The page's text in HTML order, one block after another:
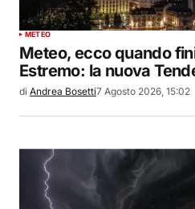
METEO
Meteo, ecco quando
Estremo: la nuova
di Andrea Bosetti7 Agosto 2026, 15:02